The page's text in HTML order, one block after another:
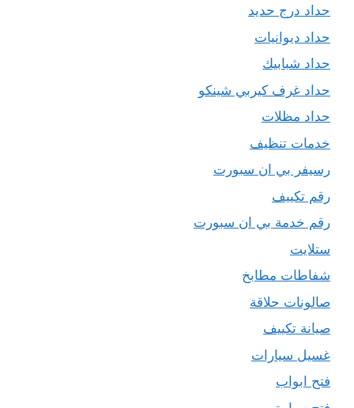
حداد درج حديد
حداد ديوانيات
حداد شبابيك
حداد غرف كيربي شينكو
حداد مظلات
خدمات تنظيف
رسيفر بي ان سبورت
رقم تكييف
رقم خدمة بي ان سبورت
ستلايت
شفاطات مطابخ
صالونات حلاقة
صيانة تكييف
غسيل سيارات
فتح ابواب